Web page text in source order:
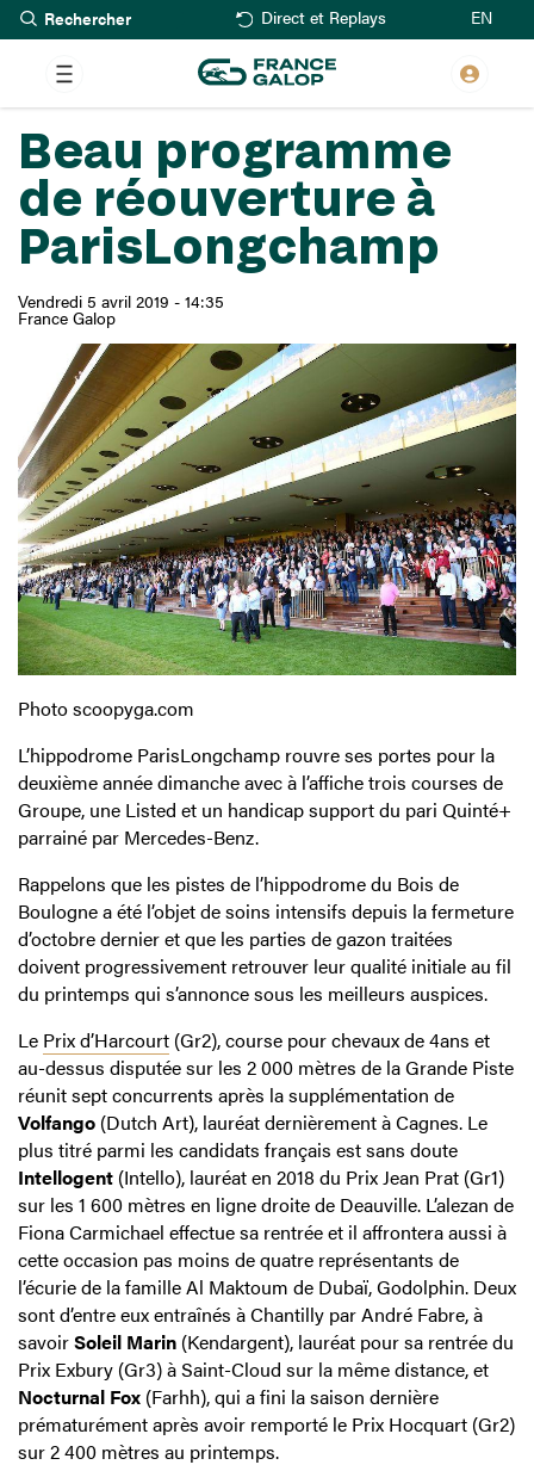
Aller
au
contenu
principal
Rechercher Direct et Replays EN
Beau programme
de réouverture à
ParisLongchamp
Vendredi 5 avril 2019 - 14:35
France Galop
Photo scoopyga.com
L’hippodrome ParisLongchamp rouvre ses portes pour la
deuxième année dimanche avec à l’affiche trois courses de
Groupe, une Listed et un handicap support du pari Quinté+
parrainé par Mercedes-Benz.
Rappelons que les pistes de l’hippodrome du Bois de
Boulogne a été l’objet de soins intensifs depuis la fermeture
d’octobre dernier et que les parties de gazon traitées
doivent progressivement retrouver leur qualité initiale au fil
du printemps qui s’annonce sous les meilleurs auspices.
Le Prix d’Harcourt (Gr2), course pour chevaux de 4ans et
au-dessus disputée sur les 2 000 mètres de la Grande Piste
réunit sept concurrents après la supplémentation de
Volfango (Dutch Art), lauréat dernièrement à Cagnes. Le
plus titré parmi les candidats français est sans doute
Intellogent (Intello), lauréat en 2018 du Prix Jean Prat (Gr1)
sur les 1 600 mètres en ligne droite de Deauville. L’alezan de
Fiona Carmichael effectue sa rentrée et il affrontera aussi à
cette occasion pas moins de quatre représentants de
l’écurie de la famille Al Maktoum de Dubaï, Godolphin. Deux
sont d’entre eux entraînés à Chantilly par André Fabre, à
savoirSoleil Marin (Kendargent), lauréat pour sa rentrée du
Prix Exbury (Gr3) à Saint-Cloud sur la même distance, et
Nocturnal Fox (Farhh), qui a fini la saison dernière
prématurément après avoir remporté le Prix Hocquart (Gr2)
sur 2 400 mètres au printemps.